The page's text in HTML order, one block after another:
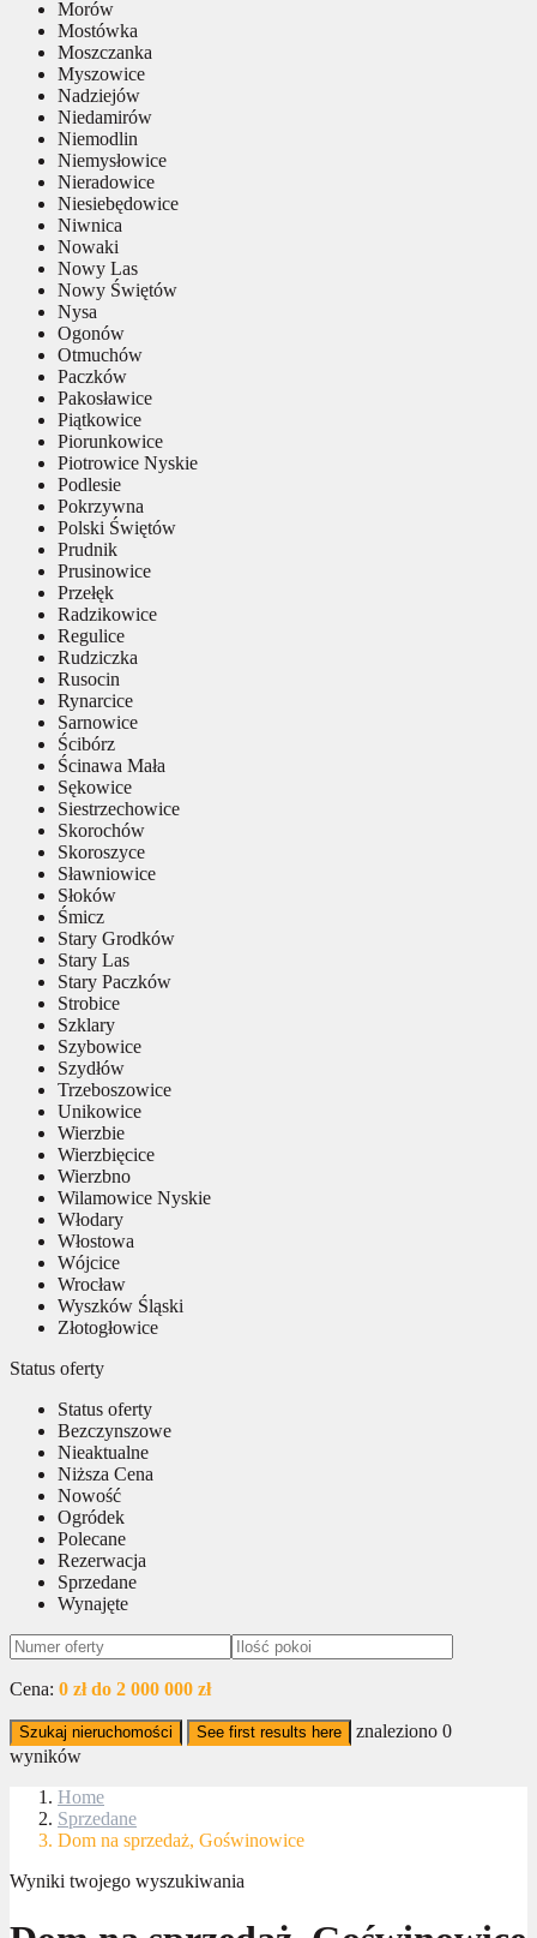
Morów
Mostówka
Moszczanka
Myszowice
Nadziejów
Niedamirów
Niemodlin
Niemysłowice
Nieradowice
Niesiebędowice
Niwnica
Nowaki
Nowy Las
Nowy Świętów
Nysa
Ogonów
Otmuchów
Paczków
Pakosławice
Piątkowice
Piorunkowice
Piotrowice Nyskie
Podlesie
Pokrzywna
Polski Świętów
Prudnik
Prusinowice
Przełęk
Radzikowice
Regulice
Rudziczka
Rusocin
Rynarcice
Sarnowice
Ścibórz
Ścinawa Mała
Sękowice
Siestrzechowice
Skorochów
Skoroszyce
Sławniowice
Słoków
Śmicz
Stary Grodków
Stary Las
Stary Paczków
Strobice
Szklary
Szybowice
Szydłów
Trzeboszowice
Unikowice
Wierzbie
Wierzbięcice
Wierzbno
Wilamowice Nyskie
Włodary
Włostowa
Wójcice
Wrocław
Wyszków Śląski
Złotogłowice
Status oferty
Status oferty
Bezczynszowe
Nieaktualne
Niższa Cena
Nowość
Ogródek
Polecane
Rezerwacja
Sprzedane
Wynajęte
Cena: 0 zł do 2 000 000 zł
Szukaj nieruchomości See first results here znaleziono 0
wyników
Home
Sprzedane
Dom na sprzedaż, Goświnowice
Wyniki twojego wyszukiwania